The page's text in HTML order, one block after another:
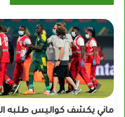
ماني يكشف كواليس طلبه